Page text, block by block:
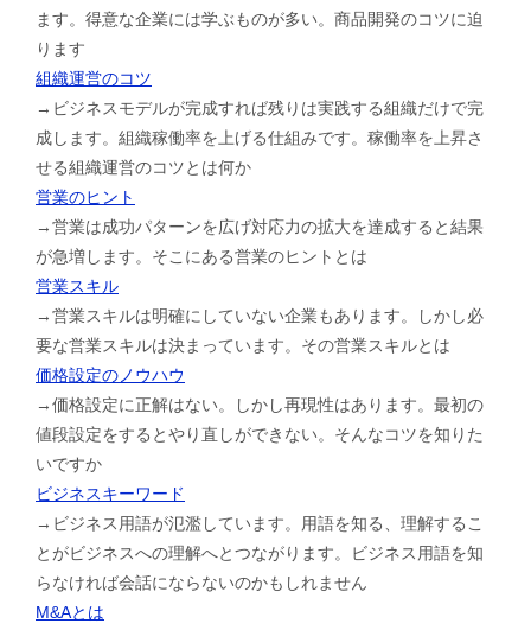
ます。得意な企業には学ぶものが多い。商品開発のコツに迫
ります
組織運営のコツ
→ビジネスモデルが完成すれば残りは実践する組織だけで完
成します。組織稼働率を上げる仕組みです。稼働率を上昇さ
せる組織運営のコツとは何か
営業のヒント
→営業は成功パターンを広げ対応力の拡大を達成すると結果
が急増します。そこにある営業のヒントとは
営業スキル
→営業スキルは明確にしていない企業もあります。しかし必
要な営業スキルは決まっています。その営業スキルとは
価格設定のノウハウ
→価格設定に正解はない。しかし再現性はあります。最初の
値段設定をするとやり直しができない。そんなコツを知りた
いですか
ビジネスキーワード
→ビジネス用語が氾濫しています。用語を知る、理解するこ
とがビジネスへの理解へとつながります。ビジネス用語を知
らなければ会話にならないのかもしれません
M&Aとは